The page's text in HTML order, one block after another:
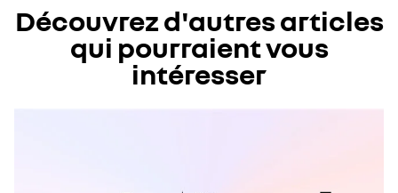
Découvrez d'autres articles
qui pourraient vous
intéresser